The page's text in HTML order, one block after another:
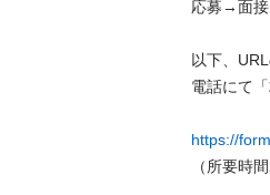
応募→面
以下、
電話にて
https://
（所要時間